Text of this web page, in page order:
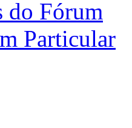
do Fórum
Particular